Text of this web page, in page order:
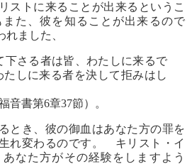
ストに来ることが出来るというこ
た、彼を知ることが出来るので
ました、
下さる者は皆、わたしに来るで
しに来る者を決して拒みはし
書第6章37節）。
とき、彼の御血はあなた方の罪を
れ変わるのです。 キリスト・イ
なた方がその経験をしますよう